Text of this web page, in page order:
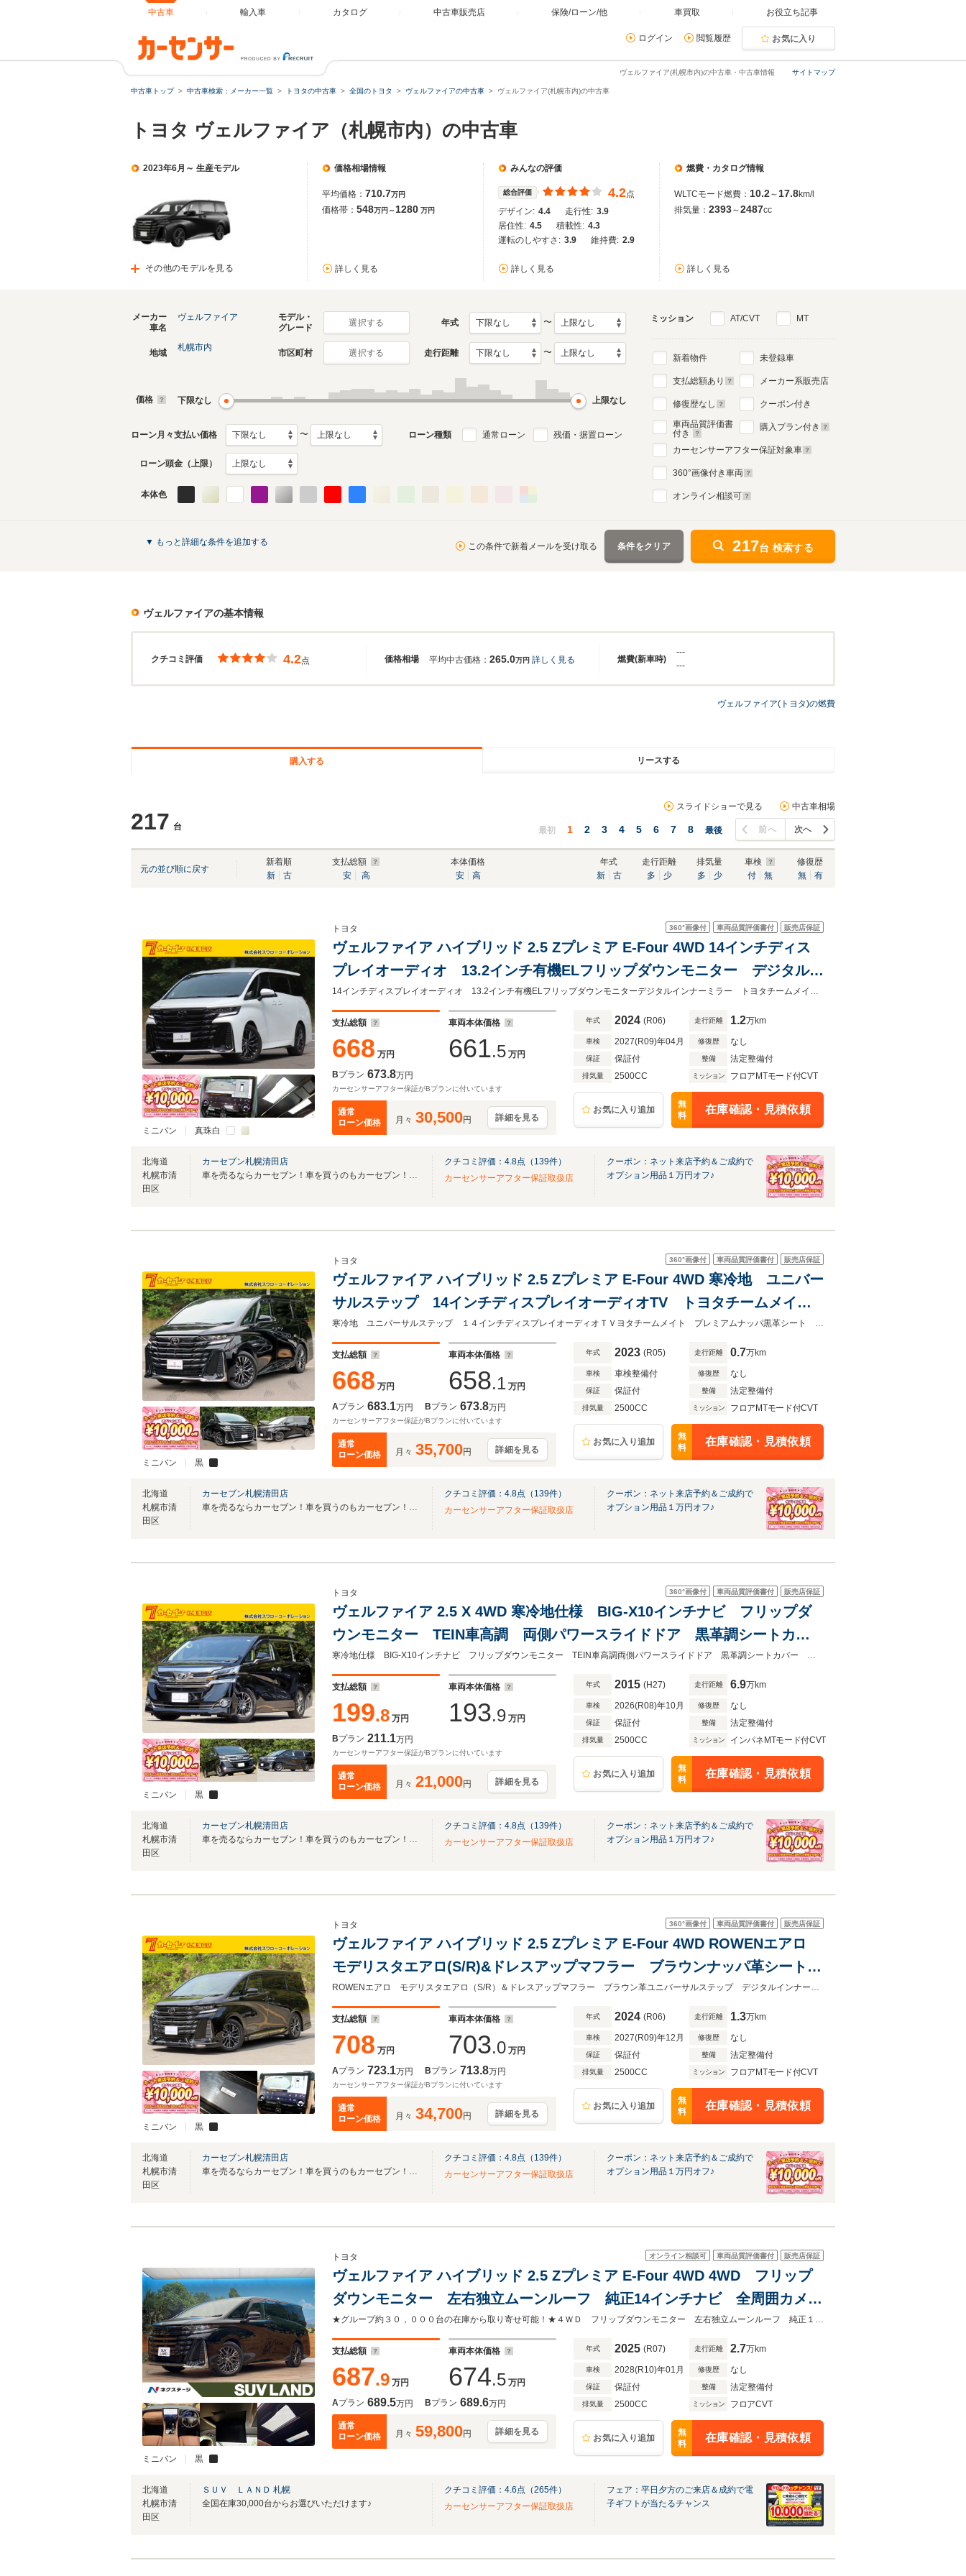
中古車 輸入車 カタログ 中古車販売店 保険/ローン/他 車買取 お役立ち記事
ログイン 閲覧履歴 お気に入り
サイトマップ
ヴェルファイア(札幌市内)の中古車・中古車情報
中古車トップ 中古車検索：メーカー一覧 トヨタの中古車 全国のトヨタ ヴェルファイアの中古車 ヴェルファイア(札幌市内)の中古車
トヨタ ヴェルファイア（札幌市内）の中古車
2023年6月～ 生産モデル
その他のモデルを見る
価格相場情報
平均価格： 710.7万円
価格帯： 548万円～1280 万円
詳しく見る
みんなの評価
総合評価 4.2点
デザイン: 4.4 走行性: 3.9
居住性: 4.5 積載性: 4.3
運転のしやすさ: 3.9 維持費: 2.9
詳しく見る
燃費・カタログ情報
WLTCモード燃費： 10.2～ 17.8km/l
排気量： 2393～2487cc
詳しく見る
生産モデル
2008年5月～2014年12月
生産モデル
ヴェルファイアのカタログを見る
メーカー
車名
ヴェルファイア
モデル・
グレード
選択する 年式 〜
地域
札幌市内
市区町村 選択する 走行距離 〜
価格 下限なし 上限なし
ローン月々支払い価格 〜 ローン種類 通常ローン 残価・据置ローン
ローン頭金（上限）
本体色
ミッション AT/CVT MT
新着物件
支払総額あり
修復歴なし
車両品質評価書
付き
未登録車
メーカー系販売店
クーポン付き
購入プラン付き
カーセンサーアフター保証対象車
360°画像付き車両
オンライン相談可
▼ もっと詳細な条件を追加する この条件で新着メールを受け取る 条件をクリア 217台 検索する
ヴェルファイアの基本情報
クチコミ評価 価格相場 燃費(新車時)
4.2点 平均中古価格： 265.0万円 詳しく見る
---
---
ヴェルファイア(トヨタ)の燃費
購入する リースする
217 台
スライドショーで見る 中古車相場
最初 1 2 3 4 5 6 7 8 最後 前へ 次へ
元の並び順に戻す
新着順
新
古
支払総額
安
高
本体価格
安
高
年式
新
古
走行距離
多
少
排気量
多
少
車検
付
無
修復歴
無
有
ミニバン 真珠白
360°画像付 車両品質評価書付 販売店保証
トヨタ
ヴェルファイア ハイブリッド 2.5 Zプレミア E-Four 4WD 14インチディス
プレイオーディオ 13.2インチ有機ELフリップダウンモニター デジタルイ
ンナーミラー トヨタチームメイト アドバンスドドライブ ブラインドス
ポットモニター プレミアムナッパ黒革シート
14インチディスプレイオーディオ 13.2インチ有機ELフリップダウンモニターデジタルインナーミラー トヨタチームメイト アドバンスドドライブ プレミアムナッパ黒革シート
支払総額
668 万円
車両本体価格
661.5 万円
Bプラン 673.8万円
カーセンサーアフター保証がBプランに付いています
通常
ローン価格
月々 30,500円 詳細を見る
年式 2024 (R06) 走行距離 1.2万km
車検 2027(R09)年04月 修復歴 なし
保証 保証付 整備 法定整備付
排気量 2500CC ミッション フロアMTモード付CVT
お気に入り追加
無
料
在庫確認・見積依頼
北海道
札幌市清
田区
カーセブン札幌清田店
車を売るならカーセブン！車を買うのもカーセブン！ダイレクト販売の価格を実現！
クチコミ評価： 4.8点（ 139件）
カーセンサーアフター保証取扱店
クーポン：ネット来店予約＆ご成約で
オプション用品１万円オフ♪
ミニバン 黒
360°画像付 車両品質評価書付 販売店保証
トヨタ
ヴェルファイア ハイブリッド 2.5 Zプレミア E-Four 4WD 寒冷地 ユニバー
サルステップ 14インチディスプレイオーディオTV トヨタチームメイ
ト プレミアムナッパ黒革シート ブライドスポットモニター リアフォグ
ランプ ワイパーデアイサー 4WD LEDヘッド
寒冷地 ユニバーサルステップ １４インチディスプレイオーディオＴＶヨタチームメイト プレミアムナッパ黒革シート ブライドスポット リアフォグランプ ワイパーデアイサー
支払総額
668 万円
車両本体価格
658.1 万円
Aプラン 683.1万円 Bプラン 673.8万円
カーセンサーアフター保証がBプランに付いています
通常
ローン価格
月々 35,700円 詳細を見る
年式 2023 (R05) 走行距離 0.7万km
車検 車検整備付 修復歴 なし
保証 保証付 整備 法定整備付
排気量 2500CC ミッション フロアMTモード付CVT
お気に入り追加
無
料
在庫確認・見積依頼
北海道
札幌市清
田区
カーセブン札幌清田店
車を売るならカーセブン！車を買うのもカーセブン！ダイレクト販売の価格を実現！
クチコミ評価： 4.8点（ 139件）
カーセンサーアフター保証取扱店
クーポン：ネット来店予約＆ご成約で
オプション用品１万円オフ♪
ミニバン 黒
360°画像付 車両品質評価書付 販売店保証
トヨタ
ヴェルファイア 2.5 X 4WD 寒冷地仕様 BIG-X10インチナビ フリップダ
ウンモニター TEIN車高調 両側パワースライドドア 黒革調シートカバ
ー フルセグTV バックカメラ AC100Vコンセント ワイパーデアイサ
ー ドアミラーヒーター
寒冷地仕様 BIG-X10インチナビ フリップダウンモニター TEIN車高調両側パワースライドドア 黒革調シートカバー フルセグTV バックカメラ AC100V電源 ミラーヒーター
支払総額
199.8 万円
車両本体価格
193.9 万円
Bプラン 211.1万円
カーセンサーアフター保証がBプランに付いています
通常
ローン価格
月々 21,000円 詳細を見る
年式 2015 (H27) 走行距離 6.9万km
車検 2026(R08)年10月 修復歴 なし
保証 保証付 整備 法定整備付
排気量 2500CC ミッション インパネMTモード付CVT
お気に入り追加
無
料
在庫確認・見積依頼
北海道
札幌市清
田区
カーセブン札幌清田店
車を売るならカーセブン！車を買うのもカーセブン！ダイレクト販売の価格を実現！
クチコミ評価： 4.8点（ 139件）
カーセンサーアフター保証取扱店
クーポン：ネット来店予約＆ご成約で
オプション用品１万円オフ♪
ミニバン 黒
360°画像付 車両品質評価書付 販売店保証
トヨタ
ヴェルファイア ハイブリッド 2.5 Zプレミア E-Four 4WD ROWENエアロ
モデリスタエアロ(S/R)&ドレスアップマフラー ブラウンナッパ革シート
ユニバーサルステップ デジタルインナーミラー トヨタチームメイト 左
右独立ムーンルーフ 全周囲カメラ
ROWENエアロ モデリスタエアロ（S/R）＆ドレスアップマフラー ブラウン革ユニバーサルステップ デジタルインナーミラー トヨタチームメイト 左右独立ムーンルーフ 全周囲カメラ
支払総額
708 万円
車両本体価格
703.0 万円
Aプラン 723.1万円 Bプラン 713.8万円
カーセンサーアフター保証がBプランに付いています
通常
ローン価格
月々 34,700円 詳細を見る
年式 2024 (R06) 走行距離 1.3万km
車検 2027(R09)年12月 修復歴 なし
保証 保証付 整備 法定整備付
排気量 2500CC ミッション フロアMTモード付CVT
お気に入り追加
無
料
在庫確認・見積依頼
北海道
札幌市清
田区
カーセブン札幌清田店
車を売るならカーセブン！車を買うのもカーセブン！ダイレクト販売の価格を実現！
クチコミ評価： 4.8点（ 139件）
カーセンサーアフター保証取扱店
クーポン：ネット来店予約＆ご成約で
オプション用品１万円オフ♪
ミニバン 黒
オンライン相談可 車両品質評価書付 販売店保証
トヨタ
ヴェルファイア ハイブリッド 2.5 Zプレミア E-Four 4WD 4WD フリップ
ダウンモニター 左右独立ムーンルーフ 純正14インチナビ 全周囲カメ
ラ シートベンチレーション ブラインドスポットモニター デジタルイン
ナーミラー LEDヘッドライト
★グループ約３０，０００台の在庫から取り寄せ可能！★４ＷＤ フリップダウンモニター 左右独立ムーンルーフ 純正１４インチナビ 全周囲カメラ シートベンチ
支払総額
687.9 万円
車両本体価格
674.5 万円
Aプラン 689.5万円 Bプラン 689.6万円
通常
ローン価格
月々 59,800円 詳細を見る
年式 2025 (R07) 走行距離 2.7万km
車検 2028(R10)年01月 修復歴 なし
保証 保証付 整備 法定整備付
排気量 2500CC ミッション フロアCVT
お気に入り追加
無
料
在庫確認・見積依頼
北海道
札幌市清
田区
ＳＵＶ ＬＡＮＤ 札幌
全国在庫30,000台からお選びいただけます♪
クチコミ評価： 4.6点（265件）
カーセンサーアフター保証取扱店
フェア：平日夕方のご来店＆成約で電
子ギフトが当たるチャンス